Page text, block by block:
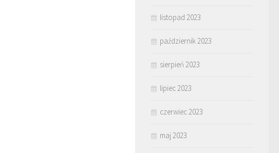
listopad 2023
październik 2023
sierpień 2023
lipiec 2023
czerwiec 2023
maj 2023